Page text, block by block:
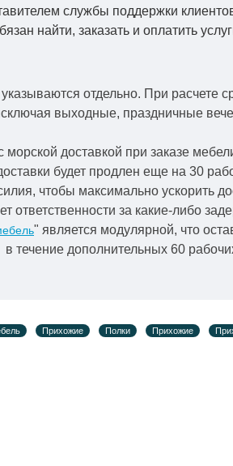
службы поддержки
найти, заказать и оплатить
отдельно. При расчете
выходные, праздничные
доставкой при заказе
будет продлен еще на 30
чтобы максимально ускорить
ответственности за какие-либо
" является модулярной, что
течение дополнительных 60
Прихожие Полки Прихожие